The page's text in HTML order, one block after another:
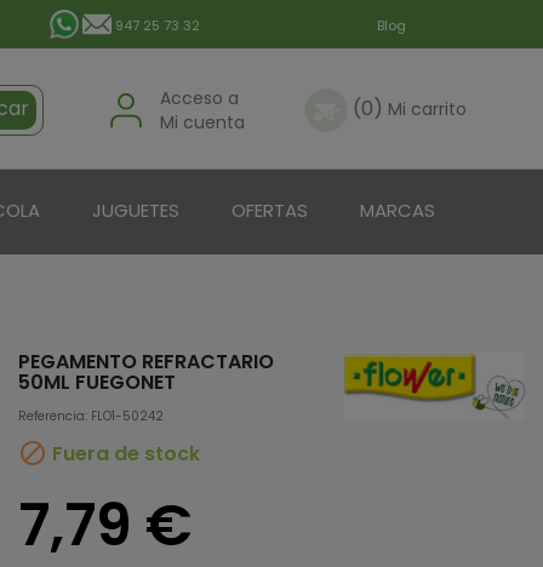
947 25 73 32 Blog
Acceso a
Mi cuenta
(0) Mi carrito
JUGUETES OFERTAS MARCAS
PEGAMENTO REFRACTARIO
50ML FUEGONET
Referencia: FLO1-50242
 Fuera de stock
7,79 €